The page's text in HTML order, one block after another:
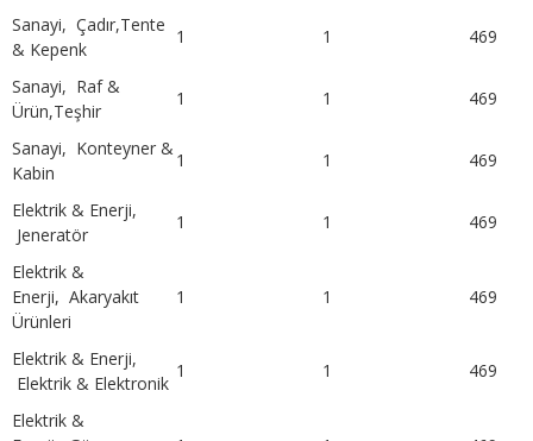
Sanayi, Çadır,Tente
& Kepenk
1 1 469
Sanayi, Raf &
Ürün,Teşhir
1 1 469
Sanayi, Konteyner &
Kabin
1 1 469
Elektrik & Enerji,
Jeneratör
1 1 469
Elektrik &
Enerji, Akaryakıt
Ürünleri
1 1 469
Elektrik & Enerji,
Elektrik & Elektronik
1 1 469
Elektrik &